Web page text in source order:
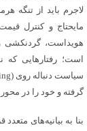
لاجرم باید از تنگه
هویداست، گردنکشی
گرفته و خود را در
بنا به بیانیه‌های